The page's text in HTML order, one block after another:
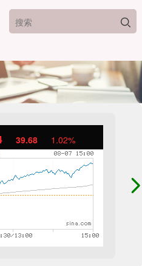
39.68 1.02%